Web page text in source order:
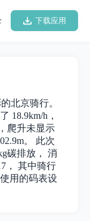
下载应用
北京骑行。
18.9km/h，
爬升未显示
。 此次
碳排放， 消
， 其中骑行
用的码表设